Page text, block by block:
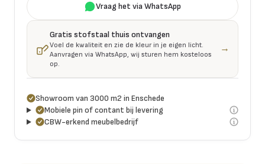
Vraag het via WhatsApp
Gratis stofstaal thuis ontvangen
Voel de kwaliteit en zie de kleur in je eigen licht.
Aanvragen via WhatsApp, wij sturen hem kosteloos
op.
→
Showroom van 3000 m2 in Enschede
Mobiele pin of contant bij levering
CBW-erkend meubelbedrijf